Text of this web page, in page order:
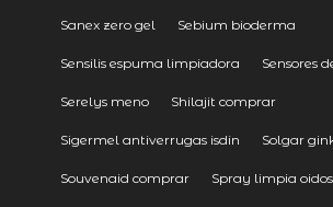
Sanex zero gel Sebium bioderma
Sensilis espuma limpiadora Sensores
Serelys meno Shilajit comprar
Sigermel antiverrugas isdin Solgar
Souvenaid comprar Spray limpia oidos